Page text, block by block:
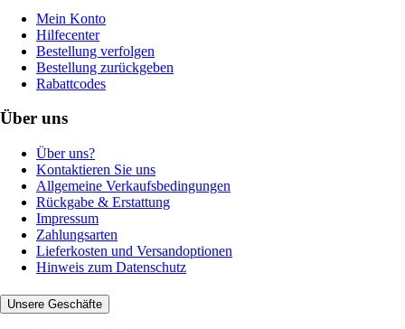
Mein Konto
Hilfecenter
Bestellung verfolgen
Bestellung zurückgeben
Rabattcodes
Über uns
Über uns?
Kontaktieren Sie uns
Allgemeine Verkaufsbedingungen
Rückgabe & Erstattung
Impressum
Zahlungsarten
Lieferkosten und Versandoptionen
Hinweis zum Datenschutz
Unsere Geschäfte